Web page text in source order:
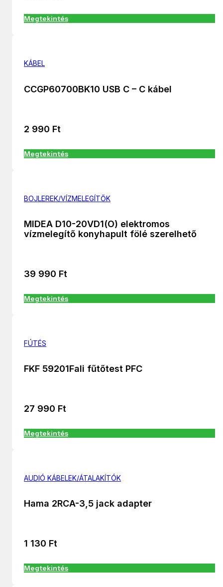
Megtekintés
KÁBEL
CCGP60700BK10 USB C – C kábel
2 990 Ft
Megtekintés
BOJLEREK/VÍZMELEGÍTŐK
MIDEA D10-20VD1(O) elektromos
vízmelegítő konyhapult fölé szerelhető
39 990 Ft
Megtekintés
FÚTÉS
FKF 59201Fali fűtőtest PFC
27 990 Ft
Megtekintés
AUDIÓ KÁBELEK/ÁTALAKÍTÓK
Hama 2RCA-3,5 jack adapter
1 130 Ft
Megtekintés